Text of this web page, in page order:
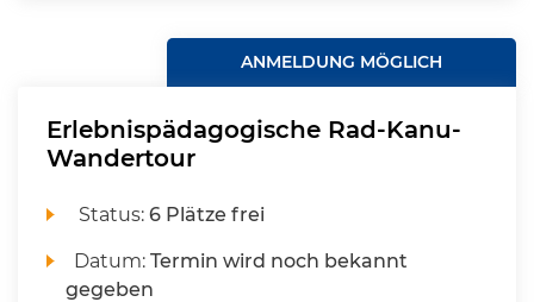
ANMELDUNG MÖGLICH
Erlebnispädagogische Rad-Kanu-
Wandertour
Status:6 Plätze frei
Datum:Termin wird noch bekannt
gegeben